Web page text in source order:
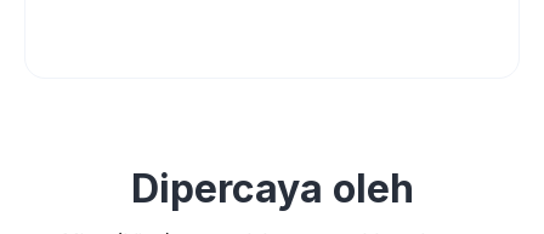
Dipercaya oleh